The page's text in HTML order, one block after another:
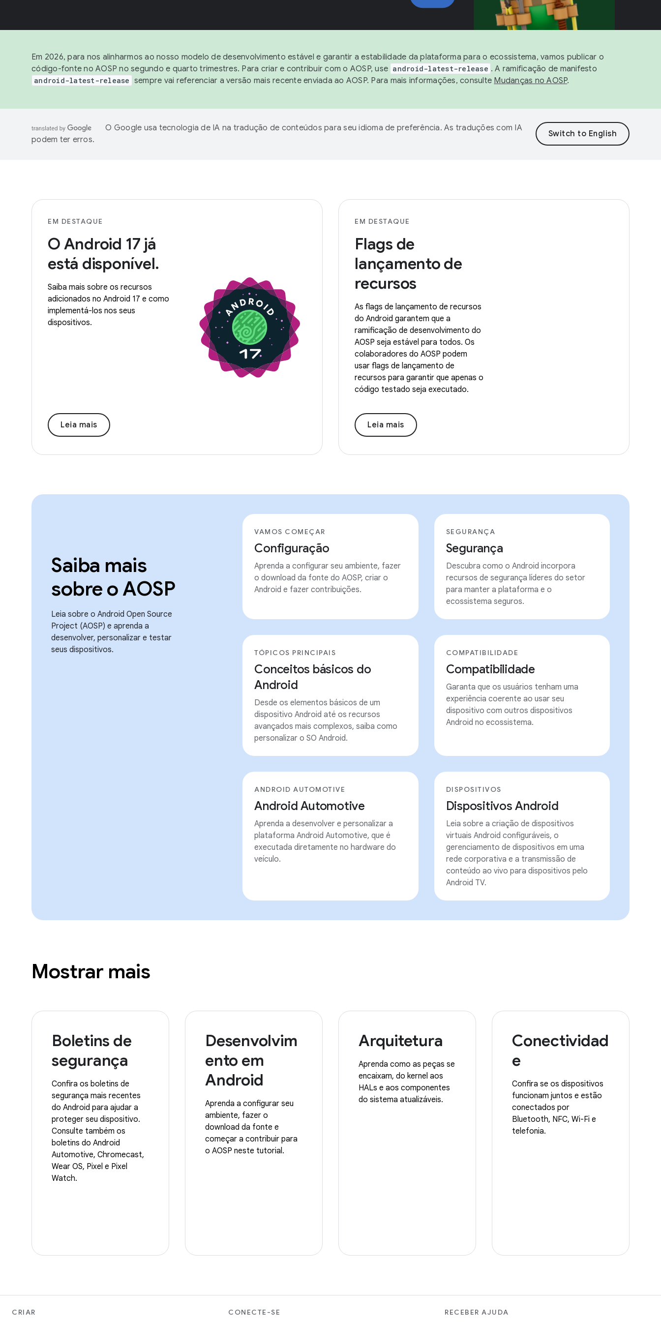
Em 2026, para nos alinharmos ao nosso modelo de desenvolvimento estável e garantir a estabilidade da plataforma para o ecossistema, vamos publicar o
código-fonte no AOSP no segundo e quarto trimestres. Para criar e contribuir com o AOSP, use android-latest-release . A ramificação de manifesto
android-latest-release sempre vai referenciar a versão mais recente enviada ao AOSP. Para mais informações, consulte Mudanças no AOSP.
O Google usa tecnologia de IA na tradução de conteúdos para seu idioma de preferência. As traduções com IA
podem ter erros.
EM DESTAQUE
O Android 17 já
está disponível.
Saiba mais sobre os recursos
adicionados no Android 17 e como
implementá-los nos seus
dispositivos.
Leia mais
EM DESTAQUE
Flags de
lançamento de
recursos
As flags de lançamento de recursos
do Android garantem que a
ramificação de desenvolvimento do
AOSP seja estável para todos. Os
colaboradores do AOSP podem
usar flags de lançamento de
recursos para garantir que apenas o
código testado seja executado.
Leia mais
Saiba mais
sobre o AOSP
Leia sobre o Android Open Source
Project (AOSP) e aprenda a
desenvolver, personalizar e testar
seus dispositivos.
VAMOS COMEÇAR
Configuração
Aprenda a configurar seu ambiente, fazer
o download da fonte do AOSP, criar o
Android e fazer contribuições.
SEGURANÇA
Segurança
Descubra como o Android incorpora
recursos de segurança líderes do setor
para manter a plataforma e o
ecossistema seguros.
TÓPICOS PRINCIPAIS
Conceitos básicos do
Android
Desde os elementos básicos de um
dispositivo Android até os recursos
avançados mais complexos, saiba como
personalizar o SO Android.
COMPATIBILIDADE
Compatibilidade
Garanta que os usuários tenham uma
experiência coerente ao usar seu
dispositivo com outros dispositivos
Android no ecossistema.
ANDROID AUTOMOTIVE
Android Automotive
Aprenda a desenvolver e personalizar a
plataforma Android Automotive, que é
executada diretamente no hardware do
veículo.
DISPOSITIVOS
Dispositivos Android
Leia sobre a criação de dispositivos
virtuais Android configuráveis, o
gerenciamento de dispositivos em uma
rede corporativa e a transmissão de
conteúdo ao vivo para dispositivos pelo
Android TV.
Mostrar mais
Boletins de
segurança
Confira os boletins de
segurança mais recentes
do Android para ajudar a
proteger seu dispositivo.
Consulte também os
boletins do Android
Automotive, Chromecast,
Wear OS, Pixel e Pixel
Watch.
Desenvolvim
ento em
Android
Aprenda a configurar seu
ambiente, fazer o
download da fonte e
começar a contribuir para
o AOSP neste tutorial.
Arquitetura
Aprenda como as peças se
encaixam, do kernel aos
HALs e aos componentes
do sistema atualizáveis.
Conectividad
e
Confira se os dispositivos
funcionam juntos e estão
conectados por
Bluetooth, NFC, Wi-Fi e
telefonia.
CRIAR CONECTE-SE RECEBER AJUDA